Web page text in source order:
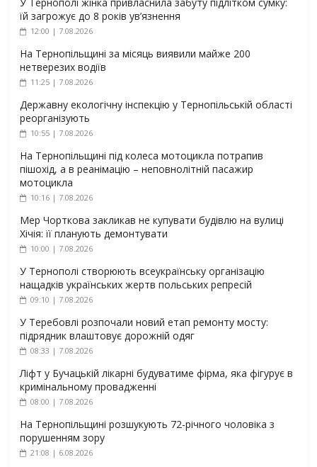
їй загрожує до 8 років ув’язнення
12:00 | 7.08.2026
На Тернопільщині за місяць виявили майже 200
нетверезих водіїв
11:25 | 7.08.2026
Державну екологічну інспекцію у Тернопільській області
реорганізують
10:55 | 7.08.2026
На Тернопільщині під колеса мотоцикла потрапив
пішохід, а в реанімацію – неповнолітній пасажир
мотоцикла
10:16 | 7.08.2026
Мер Чорткова закликав не купувати будівлю на вулиці
Хічія: її планують демонтувати
10:00 | 7.08.2026
У Тернополі створюють всеукраїнську організацію
нащадків українських жертв польських репресій
09:10 | 7.08.2026
У Теребовлі розпочали новий етап ремонту мосту:
підрядник влаштовує дорожній одяг
08:33 | 7.08.2026
Ліфт у Бучацькій лікарні будуватиме фірма, яка фігурує в
кримінальному провадженні
08:00 | 7.08.2026
На Тернопільщині розшукують 72-річного чоловіка з
порушенням зору
21:08 | 6.08.2026